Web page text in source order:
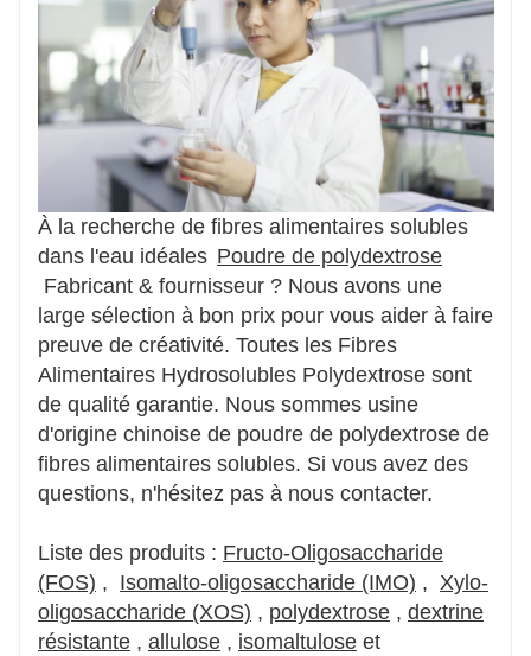
À la recherche de fibres alimentaires solubles
dans l'eau idéales Poudre de polydextrose
Fabricant & fournisseur ? Nous avons une
large sélection à bon prix pour vous aider à faire
preuve de créativité. Toutes les Fibres
Alimentaires Hydrosolubles Polydextrose sont
de qualité garantie. Nous sommes usine
d'origine chinoise de poudre de polydextrose de
fibres alimentaires solubles. Si vous avez des
questions, n'hésitez pas à nous contacter.
Liste des produits : Fructo-Oligosaccharide
(FOS) , Isomalto-oligosaccharide (IMO) , Xylo-
oligosaccharide (XOS) , polydextrose , dextrine
résistante , allulose , isomaltulose et